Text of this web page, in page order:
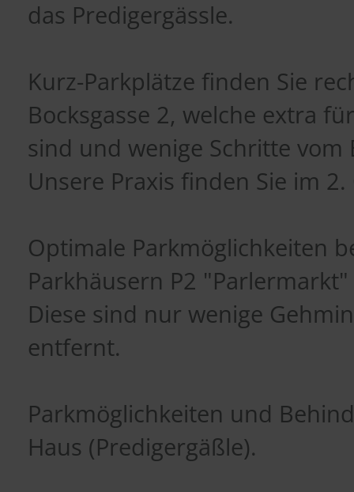
das Predigergässle.
Kurz-Parkplätze finden Sie
Bocksgasse 2, welche extra
sind und wenige Schritte
Unsere Praxis finden Sie im
Optimale Parkmöglichkeiten
Parkhäusern P2
Diese sind nur wenige
entfernt.
Parkmöglichkeiten und
Haus (Predigergäßle).